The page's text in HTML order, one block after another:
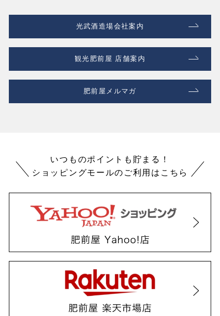
光武酒造場会社案内
観光肥前屋 店舗案内
肥前屋メルマガ
いつものポイントも貯まる！
ショッピングモールのご利用はこちら